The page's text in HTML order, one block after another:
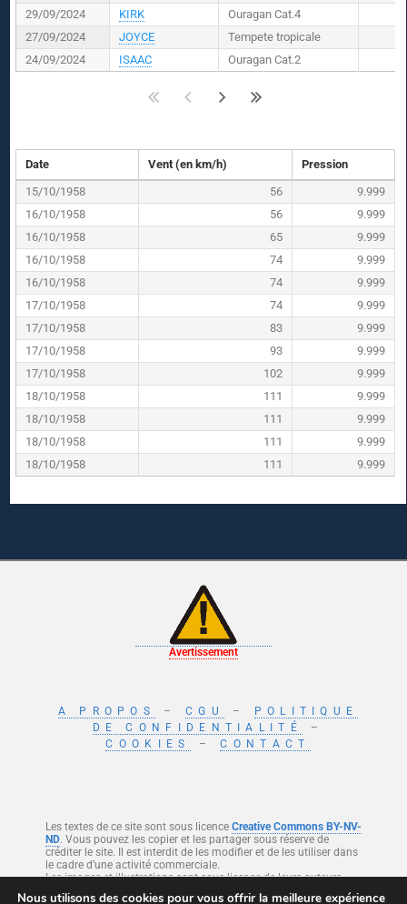
29/09/2024
KIRK
Ouragan Cat.4
27/09/2024
JOYCE
Tempete tropicale
24/09/2024
ISAAC Ouragan Cat.2
Date Vent (en km/h)
Pression
15/10/1958
56
9.999
16/10/1958
56
9.999
16/10/1958
65
9.999
16/10/1958
74
9.999
16/10/1958
74
9.999
17/10/1958
74
9.999
17/10/1958
83
9.999
17/10/1958
93
9.999
17/10/1958
102
9.999
18/10/1958
111
9.999
18/10/1958
111
9.999
18/10/1958
111
9.999
18/10/1958
111 9.999
Avertissement
A PROPOS – CGU –
POLITIQUE
DE CONFIDENTIALITÉ
–
COOKIES
–CONTACT
Les textes de ce site sont sous licence Creative Commons BY-NV-
ND. Vous pouvez les copier et les partager sous réserve de
créditer le site. Il est interdit de les modifier et de les utiliser dans
le cadre d’une activité commerciale.
Les images et illustrations sont sous licence de leurs auteurs.
Nous utilisons des cookies pour vous offrir la meilleure expérience